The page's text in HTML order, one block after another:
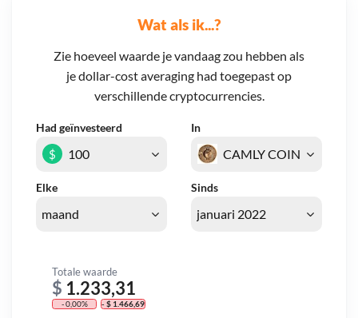
Wat als ik...?
Zie hoeveel waarde je vandaag zou hebben als
je dollar-cost averaging had toegepast op
verschillende cryptocurrencies.
Had geïnvesteerd In
Elke Sinds
$
Totale waarde
$ 1.233,31
- 0,00% - $ 1.466,69